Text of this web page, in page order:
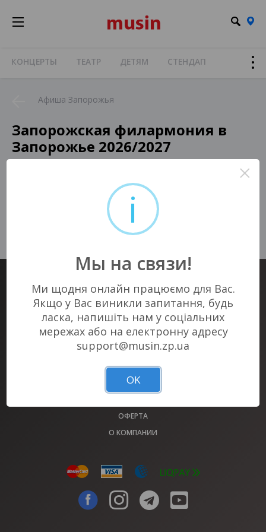
КОНЦЕРТЫ ТЕАТР ДЕТЯМ СТЕНДАП
Афиша Запорожья
Запорожская филармония в
Запорожье 2026/2027
К сожалению, нет актуальных
событий в Вашем городе :(
БИЛЕТНЫЙ СЕРВИС #1 В ЗАПОРОЖЬЕ
БИЛЕТЫ НА ВСЕ МЕРОПРИЯТИЯ ГОРОДА У НАС!
АФИША
ОБМЕН БИЛЕТОВ 2022 ГОДА
ПЛОЩАДКИ
БИЛЕТНЫЕ КАССЫ MUSIN.ZP.UA
ОФЕРТА
О КОМПАНИИ
i
Мы на связи!
×
Ми щодня онлайн працюємо для Вас.
Якщо у Вас виникли запитання, будь
ласка, напишіть нам у соціальних
мережах або на електронну адресу
support@musin.zp.ua
OK